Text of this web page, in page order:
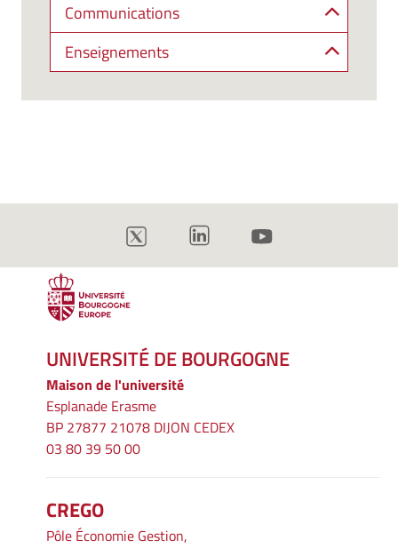
Communications
Enseignements
UNIVERSITÉ DE BOURGOGNE
Maison de l'université
Esplanade Erasme
BP 27877 21078 DIJON CEDEX
03 80 39 50 00
CREGO
Pôle Économie Gestion,